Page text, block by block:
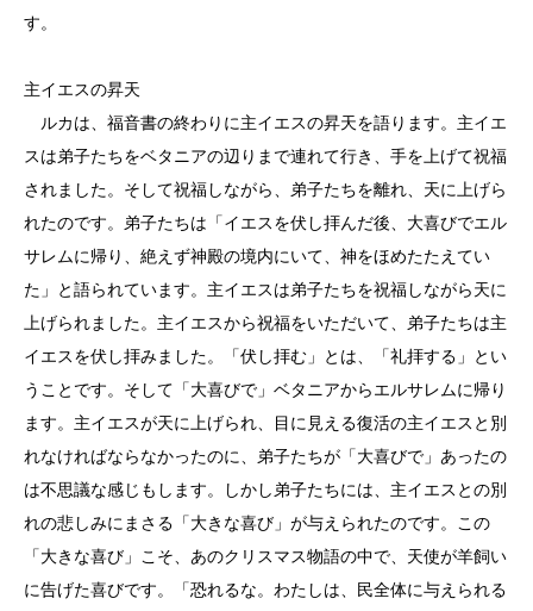
す。
主イエスの昇天
ルカは、福音書の終わりに主イエスの昇天を語ります。主イエ
スは弟子たちをベタニアの辺りまで連れて行き、手を上げて祝福
されました。そして祝福しながら、弟子たちを離れ、天に上げら
れたのです。弟子たちは「イエスを伏し拝んだ後、大喜びでエル
サレムに帰り、絶えず神殿の境内にいて、神をほめたたえてい
た」と語られています。主イエスは弟子たちを祝福しながら天に
上げられました。主イエスから祝福をいただいて、弟子たちは主
イエスを伏し拝みました。「伏し拝む」とは、「礼拝する」とい
うことです。そして「大喜びで」ベタニアからエルサレムに帰り
ます。主イエスが天に上げられ、目に見える復活の主イエスと別
れなければならなかったのに、弟子たちが「大喜びで」あったの
は不思議な感じもします。しかし弟子たちには、主イエスとの別
れの悲しみにまさる「大きな喜び」が与えられたのです。この
「大きな喜び」こそ、あのクリスマス物語の中で、天使が羊飼い
に告げた喜びです。「恐れるな。わたしは、民全体に与えられる